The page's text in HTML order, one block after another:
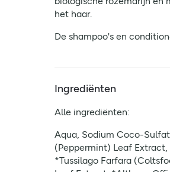
het haar.
De shampoo's en
Ingrediënten
Alle ingrediënten:
Aqua, Sodium Coco-
(Peppermint) Leaf
*Tussilago Farfara